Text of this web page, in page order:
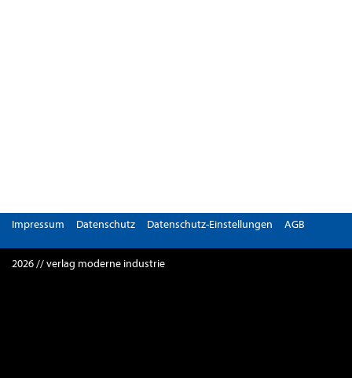
Impressum Datenschutz Datenschutz-Einstellungen AGB
2026 // verlag moderne industrie